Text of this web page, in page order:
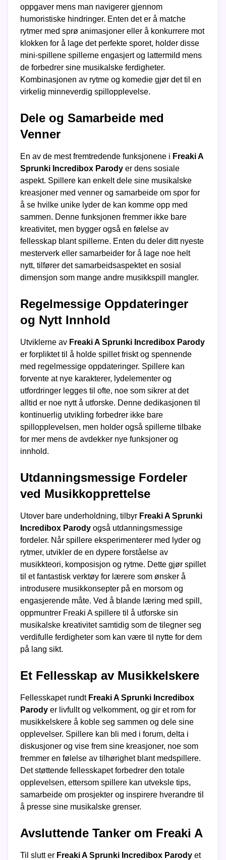
oppgaver mens man navigerer gjennom
humoristiske hindringer. Enten det er å matche
rytmer med sprø animasjoner eller å konkurrere mot
klokken for å lage det perfekte sporet, holder disse
mini-spillene spillerne engasjert og lattermild mens
de forbedrer sine musikalske ferdigheter.
Kombinasjonen av rytme og komedie gjør det til en
virkelig minneverdig spillopplevelse.
Dele og Samarbeide med
Venner
En av de mest fremtredende funksjonene i Freaki A
Sprunki Incredibox Parody er dens sosiale
aspekt. Spillere kan enkelt dele sine musikalske
kreasjoner med venner og samarbeide om spor for
å se hvilke unike lyder de kan komme opp med
sammen. Denne funksjonen fremmer ikke bare
kreativitet, men bygger også en følelse av
fellesskap blant spillerne. Enten du deler ditt nyeste
mesterverk eller samarbeider for å lage noe helt
nytt, tilfører det samarbeidsaspektet en sosial
dimensjon som mange andre musikkspill mangler.
Regelmessige Oppdateringer
og Nytt Innhold
Utviklerne av Freaki A Sprunki Incredibox Parody
er forpliktet til å holde spillet friskt og spennende
med regelmessige oppdateringer. Spillere kan
forvente at nye karakterer, lydelementer og
utfordringer legges til ofte, noe som sikrer at det
alltid er noe nytt å utforske. Denne dedikasjonen til
kontinuerlig utvikling forbedrer ikke bare
spillopplevelsen, men holder også spillerne tilbake
for mer mens de avdekker nye funksjoner og
innhold.
Utdanningsmessige Fordeler
ved Musikkopprettelse
Utover bare underholdning, tilbyr Freaki A Sprunki
Incredibox Parody også utdanningsmessige
fordeler. Når spillere eksperimenterer med lyder og
rytmer, utvikler de en dypere forståelse av
musikkteori, komposisjon og rytme. Dette gjør spillet
til et fantastisk verktøy for lærere som ønsker å
introdusere musikkonsepter på en morsom og
engasjerende måte. Ved å blande læring med spill,
oppmuntrer Freaki A spillere til å utforske sin
musikalske kreativitet samtidig som de tilegner seg
verdifulle ferdigheter som kan være til nytte for dem
på lang sikt.
Et Fellesskap av Musikkelskere
Fellesskapet rundt Freaki A Sprunki Incredibox
Parody er livfullt og velkomment, og gir et rom for
musikkelskere å koble seg sammen og dele sine
opplevelser. Spillere kan bli med i forum, delta i
diskusjoner og vise frem sine kreasjoner, noe som
fremmer en følelse av tilhørighet blant medspillere.
Det støttende fellesskapet forbedrer den totale
opplevelsen, ettersom spillere kan utveksle tips,
samarbeide om prosjekter og inspirere hverandre til
å presse sine musikalske grenser.
Avsluttende Tanker om Freaki A
Til slutt er Freaki A Sprunki Incredibox Parody et